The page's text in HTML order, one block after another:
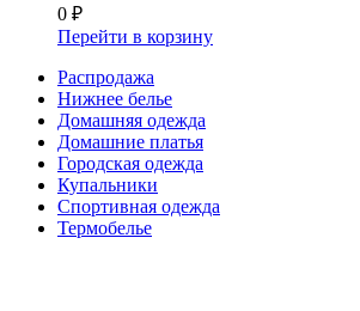
0 ₽
Перейти в корзину
Распродажа
Нижнее белье
Домашняя одежда
Домашние платья
Городская одежда
Купальники
Спортивная одежда
Термобелье